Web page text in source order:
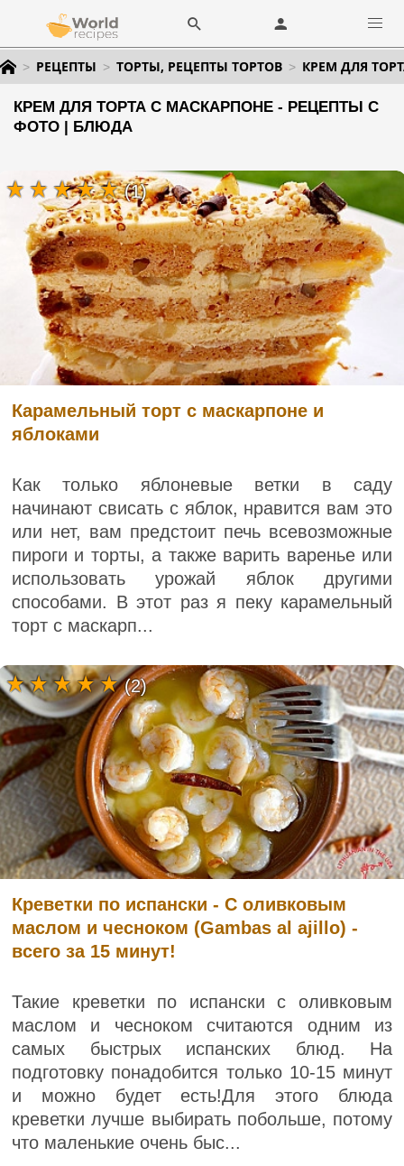
РЕЦЕПТЫ ТОРТЫ, РЕЦЕПТЫ ТОРТОВ КРЕМ ДЛЯ
КРЕМ ДЛЯ ТОРТА С МАСКАРПОНЕ - РЕЦЕПТЫ С
ФОТО | БЛЮДА
Карамельный торт с маскарпоне и
яблоками
Как только яблоневые ветки в саду
начинают свисать с яблок, нравится вам это
или нет, вам предстоит печь всевозможные
пироги и торты, а также варить варенье или
использовать урожай яблок другими
способами. В этот раз я пеку карамельный
торт с маскарп...
(1)
Креветки по испански - С оливковым
маслом и чесноком (Gambas al ajillo) -
всего за 15 минут!
Такие креветки по испански с оливковым
маслом и чесноком считаются одним из
самых быстрых испанских блюд. На
подготовку понадобится только 10-15 минут
и можно будет есть!Для этого блюда
креветки лучше выбирать побольше, потому
что маленькие очень быс...
(2)